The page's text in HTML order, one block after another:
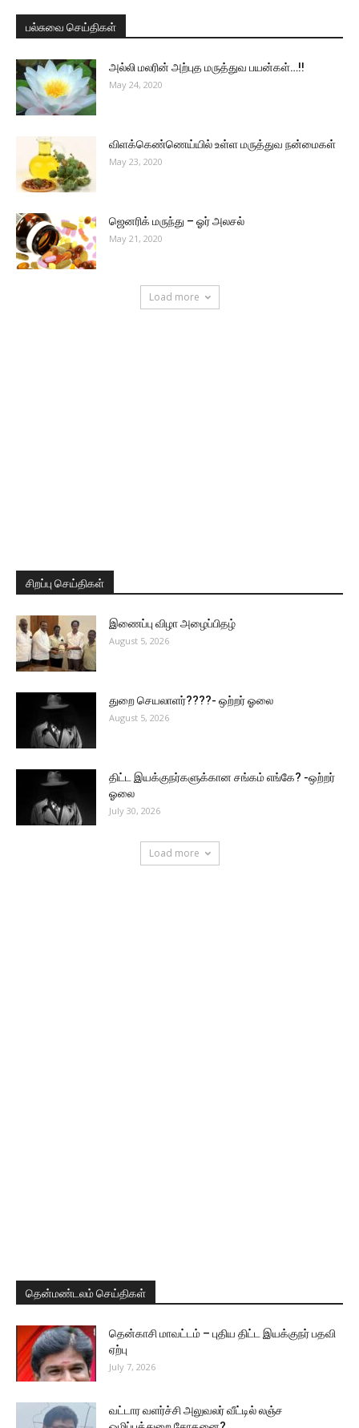
பல்சுவை செய்திகள்
அல்லி மலரின் அற்புத மருத்துவ பயன்கள்…!!
May 24, 2020
விளக்கெண்ணெய்யில் உள்ள மருத்துவ நன்மைகள்
May 23, 2020
ஜெனரிக் மருந்து – ஓர் அலசல்
May 21, 2020
Load more
சிறப்பு செய்திகள்
இணைப்பு விழா அழைப்பிதழ்
August 5, 2026
துறை செயலாளர்????- ஒற்றர் ஓலை
August 5, 2026
திட்ட இயக்குநர்களுக்கான சங்கம் எங்கே? -ஒற்றர்
ஓலை
July 30, 2026
Load more
தென்மண்டலம் செய்திகள்
தென்காசி மாவட்டம் – புதிய திட்ட இயக்குநர் பதவி
ஏற்பு
July 7, 2026
வட்டார வளர்ச்சி அலுவலர் வீட்டில் லஞ்ச